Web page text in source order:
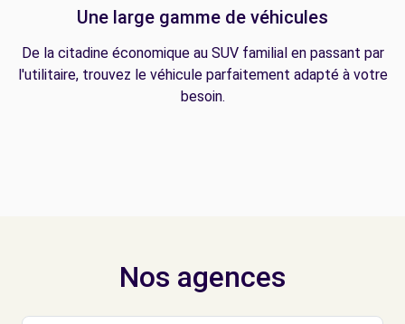
Une large gamme de véhicules
De la citadine économique au SUV familial en passant par
l'utilitaire, trouvez le véhicule parfaitement adapté à votre
besoin.
Nos agences